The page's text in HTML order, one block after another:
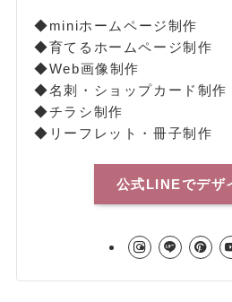
◆miniホームページ制作
◆育てるホームページ制作
◆Web画像制作
◆名刺・ショップカード制作
◆チラシ制作
◆リーフレット・冊子制作
公式LINEでデザ